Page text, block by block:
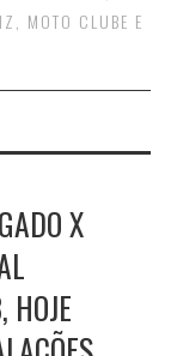
MOTO CLUBE E
X
HOJE